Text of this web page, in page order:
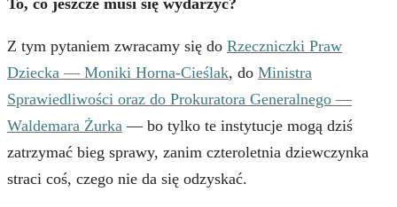
Z tym pytaniem zwracamy się do Rzeczniczki Praw
Dziecka — Moniki Horna-Cieślak, do Ministra
Sprawiedliwości oraz do Prokuratora Generalnego —
Waldemara Żurka — bo tylko te instytucje mogą dziś
zatrzymać bieg sprawy, zanim czteroletnia dziewczynka
straci coś, czego nie da się odzyskać.